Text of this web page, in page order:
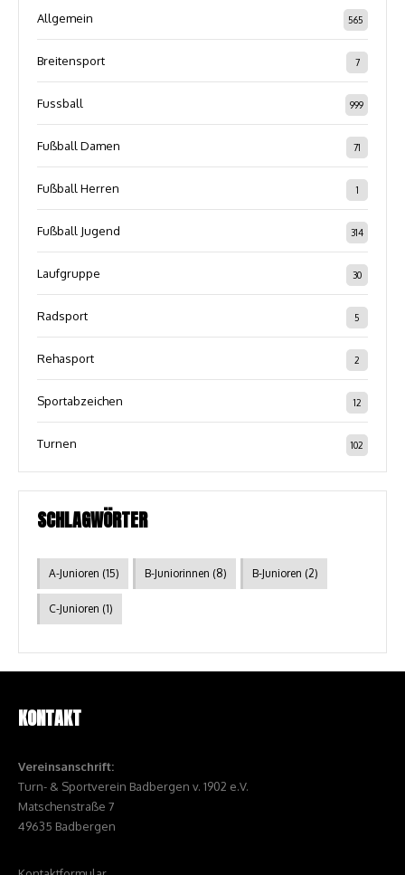
Allgemein 565
Breitensport 7
Fussball 999
Fußball Damen 71
Fußball Herren 1
Fußball Jugend 314
Laufgruppe 30
Radsport 5
Rehasport 2
Sportabzeichen 12
Turnen 102
SCHLAGWÖRTER
A-Junioren (15) B-Juniorinnen (8) B-Junioren (2)
C-Junioren (1)
KONTAKT
Vereinsanschrift:
Turn- & Sportverein Badbergen v. 1902 e.V.
Matschenstraße 7
49635 Badbergen